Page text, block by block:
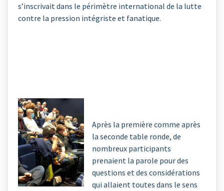
s’inscrivait dans le périmètre international de la lutte
contre la pression intégriste et fanatique.
Après la première comme après
la seconde table ronde, de
nombreux participants
prenaient la parole pour des
questions et des considérations
qui allaient toutes dans le sens